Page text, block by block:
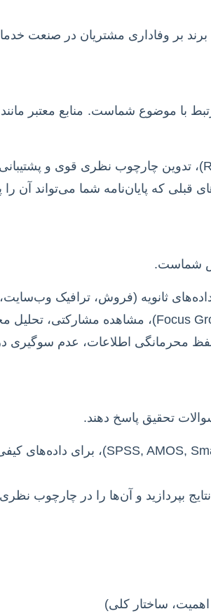
بر وفاداری مشتریان در صنعت
قبلی که پایان‌نامه شما می‌تواند آن
شماست.
ثانویه (فروش، ترافیک
محرمانگی اطلاعات، عدم سوگیری
تحقیق پاسخ دهند.
نتایج بپردازید و آن‌ها را در چارچوب
ساختار کلی)